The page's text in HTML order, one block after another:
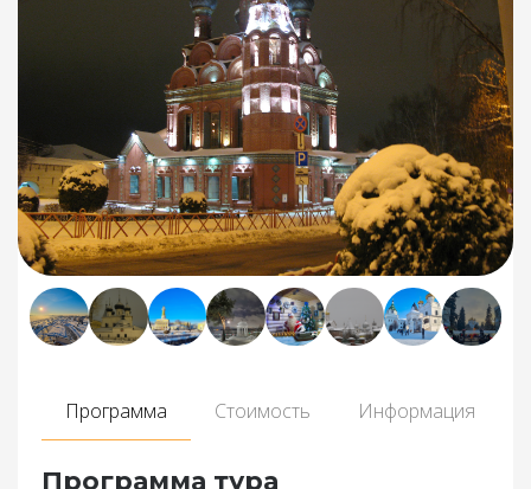
Программа Стоимость Информация
Программа тура